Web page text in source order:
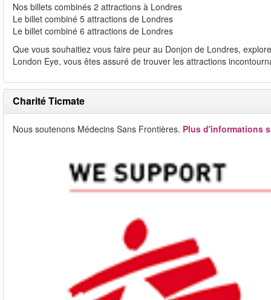
Nos billets combinés 2 attractions à Londres
Le billet combiné 5 attractions de Londres
Le billet combiné 6 attractions de Londres
Que vous souhaitiez vous faire peur au Donjon de Londres,
London Eye, vous êtes assuré de trouver les attractions
Charité Ticmate
Nous soutenons Médecins Sans Frontières. Plus d'informations